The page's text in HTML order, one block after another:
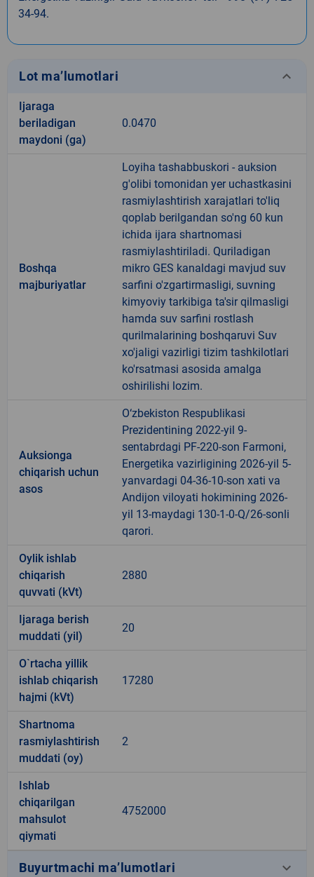
34-94.
Lot ma’lumotlari keyboard_arrow_down
Ijaraga
beriladigan
maydoni (ga)
0.0470
Boshqa
majburiyatlar
Loyiha tashabbuskori - auksion
g'olibi tomonidan yer uchastkasini
rasmiylashtirish xarajatlari to'liq
qoplab berilgandan so'ng 60 kun
ichida ijara shartnomasi
rasmiylashtiriladi. Quriladigan
mikro GES kanaldagi mavjud suv
sarfini o'zgartirmasligi, suvning
kimyoviy tarkibiga ta'sir qilmasligi
hamda suv sarfini rostlash
qurilmalarining boshqaruvi Suv
xo'jaligi vazirligi tizim tashkilotlari
ko'rsatmasi asosida amalga
oshirilishi lozim.
Auksionga
chiqarish uchun
asos
O‘zbekiston Respublikasi
Prezidentining 2022-yil 9-
sentabrdagi PF-220-son Farmoni,
Energetika vazirligining 2026-yil 5-
yanvardagi 04-36-10-son xati va
Andijon viloyati hokimining 2026-
yil 13-maydagi 130-1-0-Q/26-sonli
qarori.
Oylik ishlab
chiqarish
quvvati (kVt)
2880
Ijaraga berish
muddati (yil)
20
O`rtacha yillik
ishlab chiqarish
hajmi (kVt)
17280
Shartnoma
rasmiylashtirish
muddati (oy)
2
Ishlab
chiqarilgan
mahsulot
qiymati
4752000
Buyurtmachi ma’lumotlari keyboard_arrow_down